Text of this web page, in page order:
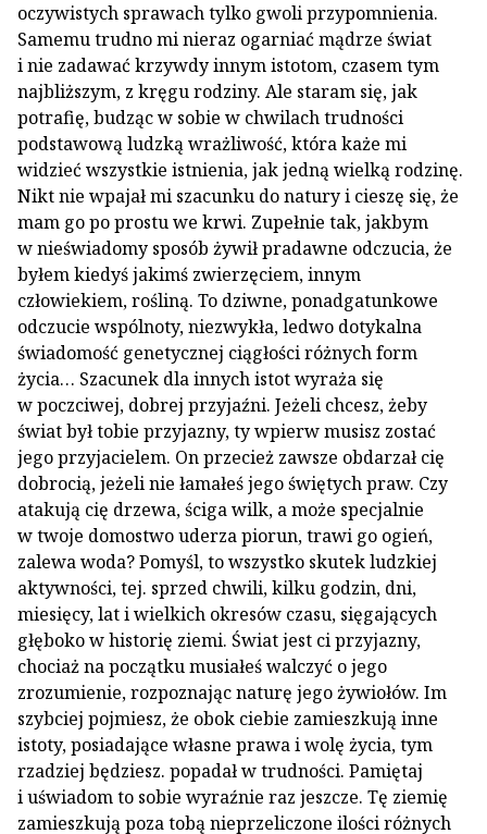
oczywistych sprawach tylko gwoli przypomnienia.
Samemu trudno mi nieraz ogarniać mądrze świat
i nie zadawać krzywdy innym istotom, czasem tym
najbliższym, z kręgu rodziny. Ale staram się, jak
potrafię, budząc w sobie w chwilach trudności
podstawową ludzką wrażliwość, która każe mi
widzieć wszystkie istnienia, jak jedną wielką rodzinę.
Nikt nie wpajał mi szacunku do natury i cieszę się, że
mam go po prostu we krwi. Zupełnie tak, jakbym
w nieświadomy sposób żywił pradawne odczucia, że
byłem kiedyś jakimś zwierzęciem, innym
człowiekiem, rośliną. To dziwne, ponadgatunkowe
odczucie wspólnoty, niezwykła, ledwo dotykalna
świadomość genetycznej ciągłości różnych form
życia… Szacunek dla innych istot wyraża się
w poczciwej, dobrej przyjaźni. Jeżeli chcesz, żeby
świat był tobie przyjazny, ty wpierw musisz zostać
jego przyjacielem. On przecież zawsze obdarzał cię
dobrocią, jeżeli nie łamałeś jego świętych praw. Czy
atakują cię drzewa, ściga wilk, a może specjalnie
w twoje domostwo uderza piorun, trawi go ogień,
zalewa woda? Pomyśl, to wszystko skutek ludzkiej
aktywności, tej. sprzed chwili, kilku godzin, dni,
miesięcy, lat i wielkich okresów czasu, sięgających
głęboko w historię ziemi. Świat jest ci przyjazny,
chociaż na początku musiałeś walczyć o jego
zrozumienie, rozpoznając naturę jego żywiołów. Im
szybciej pojmiesz, że obok ciebie zamieszkują inne
istoty, posiadające własne prawa i wolę życia, tym
rzadziej będziesz. popadał w trudności. Pamiętaj
i uświadom to sobie wyraźnie raz jeszcze. Tę ziemię
zamieszkują poza tobą nieprzeliczone ilości różnych